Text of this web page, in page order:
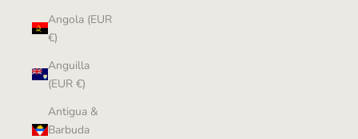
Angola (EUR
€)
Anguilla
(EUR €)
Antigua &
Barbuda